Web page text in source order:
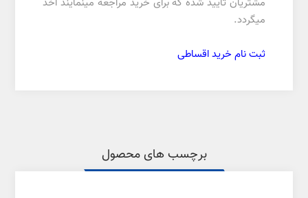
میگردد.
ثبت نام خرید اقساطی
برچسب های محصول